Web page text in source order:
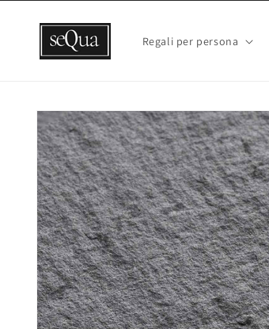
Vai
ai contenuti
Regali per persona
Passa alle
informazioni
sul prodotto